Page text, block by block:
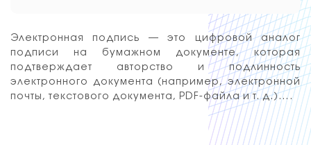
Электронная подпись — это цифровой аналог
подписи на бумажном документе, которая
подтверждает авторство и подлинность
электронного документа (например, электронной
почты, текстового документа, PDF-файла и т. д.)….